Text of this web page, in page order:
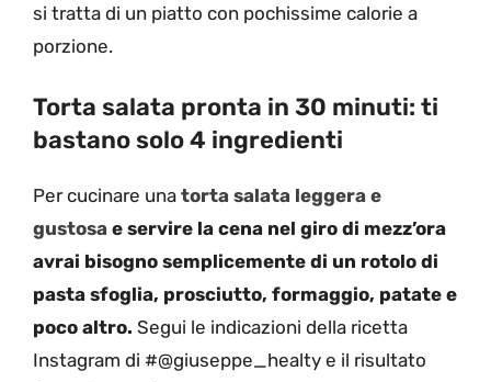
si tratta di un piatto con pochissime calorie a
porzione.
Torta salata pronta in 30 minuti: ti
bastano solo 4 ingredienti
Per cucinare una torta salata leggera e
gustosa e servire la cena nel giro di mezz’ora
avrai bisogno semplicemente di un rotolo di
pasta sfoglia, prosciutto, formaggio, patate e
poco altro. Segui le indicazioni della ricetta
Instagram di #@giuseppe_healty e il risultato